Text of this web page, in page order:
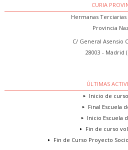
CURIA
Hermanas Terciarias
Provincia
C/ General Asensio
28003 - Madrid
ÚLTIMAS
Inicio de
Final Escuela
Inicio Escuela
Fin de curso
Fin de Curso Proyecto